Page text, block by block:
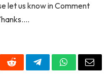
let us know in Comment
RedditTelegramWhatsApp
Email